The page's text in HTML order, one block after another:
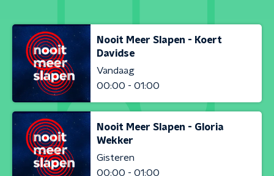
Nooit Meer Slapen - Koert
Davidse
Vandaag
00:00 - 01:00
Nooit Meer Slapen - Gloria
Wekker
Gisteren
00:00 - 01:00